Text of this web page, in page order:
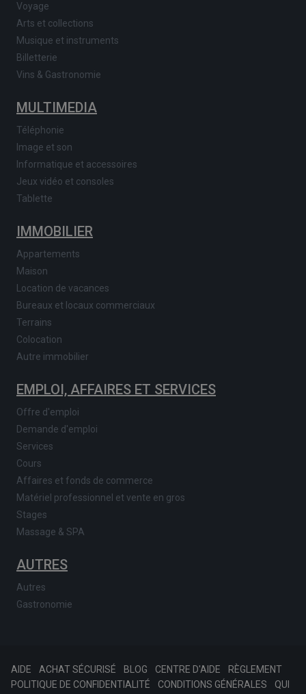
Voyage
Arts et collections
Musique et instruments
Billetterie
Vins & Gastronomie
MULTIMEDIA
Téléphonie
Image et son
Informatique et accessoires
Jeux vidéo et consoles
Tablette
IMMOBILIER
Appartements
Maison
Location de vacances
Bureaux et locaux commerciaux
Terrains
Colocation
Autre immobilier
EMPLOI, AFFAIRES ET SERVICES
Offre d'emploi
Demande d'emploi
Services
Cours
Affaires et fonds de commerce
Matériel professionnel et vente en gros
Stages
Massage & SPA
AUTRES
Autres
Gastronomie
AIDE ACHAT SÉCURISÉ BLOG CENTRE D'AIDE
RÈGLEMENT
POLITIQUE DE CONFIDENTIALITÉ
CONDITIONS GÉNÉRALES QUI